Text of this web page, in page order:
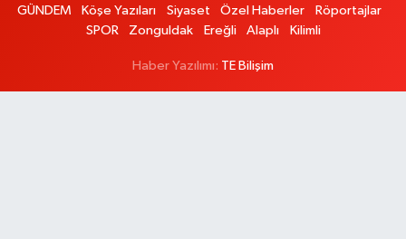
GÜNDEM Köşe Yazıları Siyaset Özel Haberler
Röportajlar
SPOR
Zonguldak Ereğli Alaplı Kilimli
Haber Yazılımı: TE Bilişim